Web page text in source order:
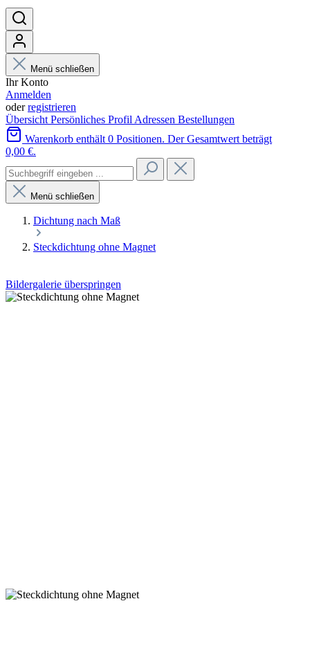
Menü schließen
Ihr Konto
Anmelden
oderregistrieren
Übersicht Persönliches Profil Adressen Bestellungen
Warenkorb enthält 0 Positionen. Der Gesamtwert beträgt
0,00 €.
Menü schließen
Dichtung nach Maß
Steckdichtung ohne Magnet
Bildergalerie überspringen